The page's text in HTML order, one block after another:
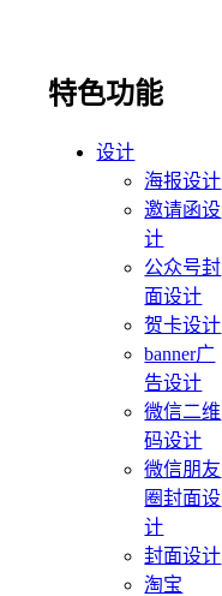
特色功能
设计
海报设计
邀请函设
计
公众号封
面设计
贺卡设计
banner广
告设计
微信二维
码设计
微信朋友
圈封面设
计
封面设计
淘宝